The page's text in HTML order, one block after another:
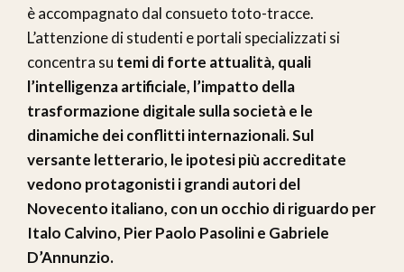
è accompagnato dal consueto toto-tracce.
L’attenzione di studenti e portali specializzati si
concentra su temi di forte attualità, quali
l’intelligenza artificiale, l’impatto della
trasformazione digitale sulla società e le
dinamiche dei conflitti internazionali. Sul
versante letterario, le ipotesi più accreditate
vedono protagonisti i grandi autori del
Novecento italiano, con un occhio di riguardo per
Italo Calvino, Pier Paolo Pasolini e Gabriele
D’Annunzio.